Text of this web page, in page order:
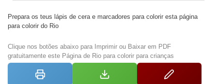
Prepara os teus lápis de cera e marcadores para colorir esta página
para colorir do Rio
Clique nos botões abaixo para Imprimir ou Baixar em PDF
gratuitamente este Página de Rio para colorir para crianças